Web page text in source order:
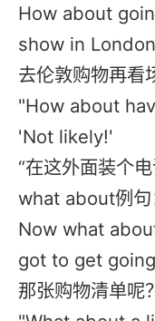
How about
show in
去伦敦购物再看
"How about
'Not likely!'
“在这外面装个
what about例句
Now what
got to get
那张购物清单呢